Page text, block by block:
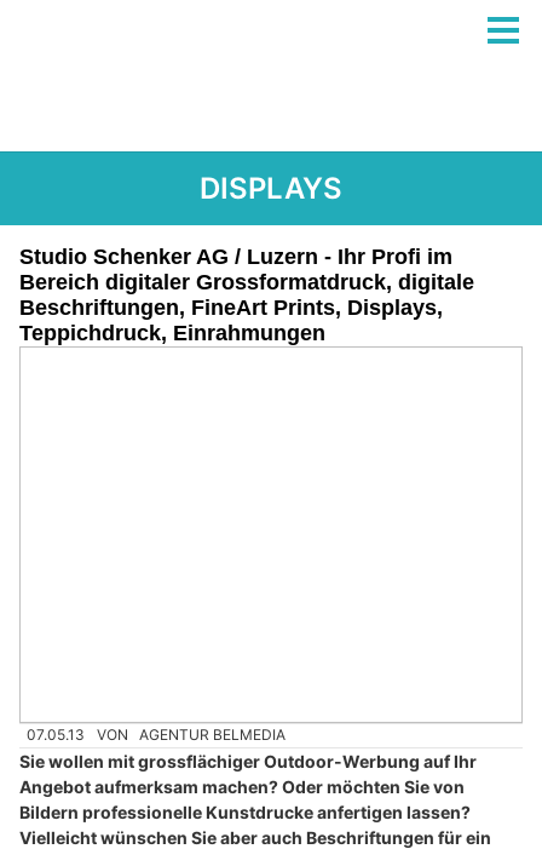
DISPLAYS
Studio Schenker AG / Luzern - Ihr Profi im
Bereich digitaler Grossformatdruck, digitale
Beschriftungen, FineArt Prints, Displays,
Teppichdruck, Einrahmungen
07.05.13 VON AGENTUR BELMEDIA
Sie wollen mit grossflächiger Outdoor-Werbung auf Ihr
Angebot aufmerksam machen? Oder möchten Sie von
Bildern professionelle Kunstdrucke anfertigen lassen?
Vielleicht wünschen Sie aber auch Beschriftungen für ein